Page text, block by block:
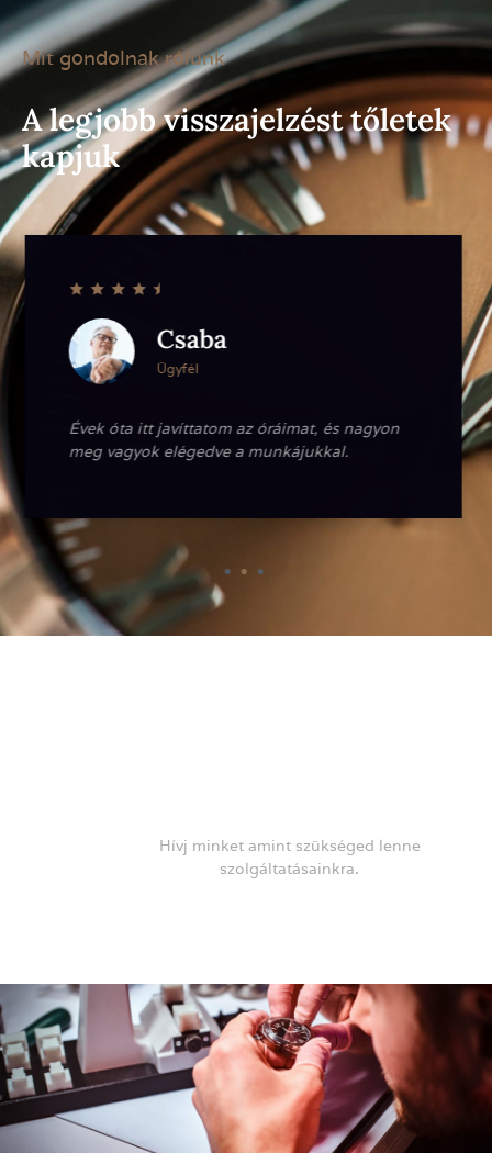
Mit gondolnak rólunk
A legjobb visszajelzést tőletek
kapjuk
Csaba
Ügyfél
Évek óta itt javíttatom az óráimat, és nagyon
meg vagyok elégedve a munkájukkal.
Hívj minket amint szükséged lenne
szolgáltatásainkra.